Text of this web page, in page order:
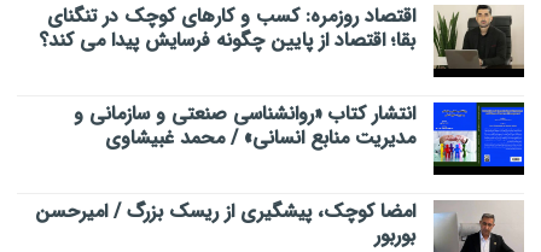
اقتصاد روزمره: کسب‌ و کارهای کوچک در تنگنای
بقا؛ اقتصاد از پایین چگونه فرسایش پیدا می کند؟
انتشار کتاب «روانشناسی صنعتی و سازمانی و
مدیریت منابع انسانی» / محمد غبیشاوی
امضا کوچک، پیشگیری از ریسک بزرگ / امیرحسن
بوربور